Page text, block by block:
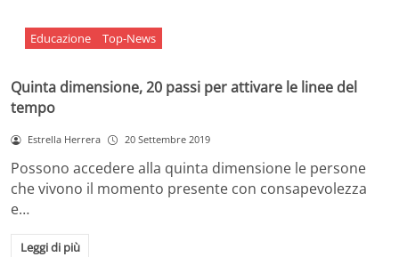
Educazione Top-News
Quinta dimensione, 20 passi per attivare le linee del
tempo
Estrella Herrera 20 Settembre 2019
Possono accedere alla quinta dimensione le persone
che vivono il momento presente con consapevolezza
e…
Leggi di più